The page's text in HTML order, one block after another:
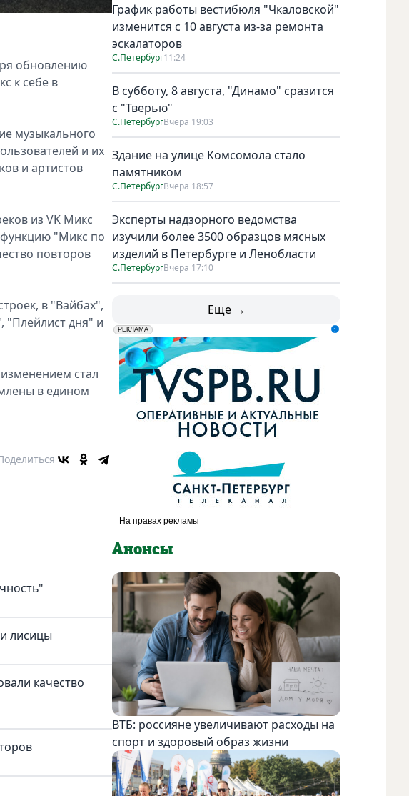
обновлению
к себе в
музыкального
и их
и артистов
из VK Микс
функцию "Микс по
повторов
в "Вайбах",
"Плейлист дня" и
стал
в едином
лисицы
качество
График работы вестибюля "Чкаловской"
изменится с 10 августа из-за ремонта
эскалаторов
С.Петербург11:24
В субботу, 8 августа, "Динамо" сразится
с "Тверью"
С.ПетербургВчера 19:03
Здание на улице Комсомола стало
памятником
С.ПетербургВчера 18:57
Эксперты надзорного ведомства
изучили более 3500 образцов мясных
изделий в Петербурге и Ленобласти
С.ПетербургВчера 17:10
Еще →
erid: LdtCK5udn
РЕКЛАМА
АО "ГАТР", ИНН: 7841320717
Анонсы
ВТБ: россияне увеличивают расходы на
спорт и здоровый образ жизни